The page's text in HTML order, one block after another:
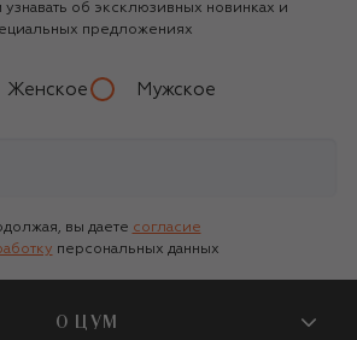
об эксклюзивных новинках и
предложениях
Женское Мужское
вы даете согласие
персональных данных
О ЦУМ